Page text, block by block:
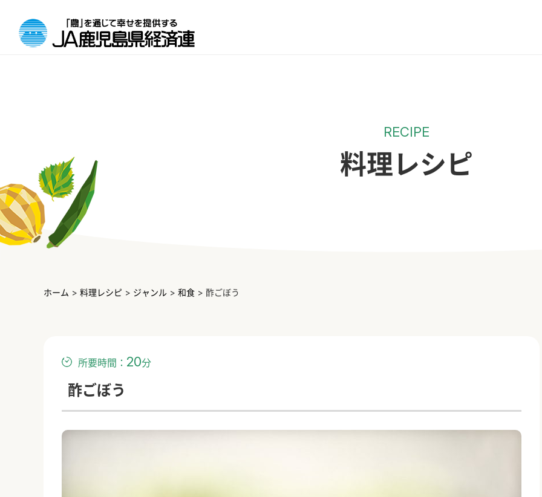
RECIPE
料理レシピ
ホーム > 料理レシピ > ジャンル > 和食 > 酢ごぼう
所要時間： 20分
酢ごぼう